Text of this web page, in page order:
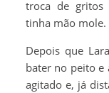
troca de gritos
tinha mão mole.
Depois que
bater no peito e
agitado e, já